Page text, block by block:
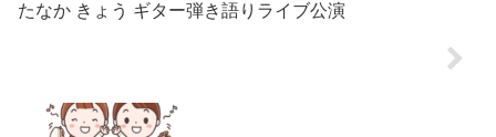
たなか きょう ギター弾き語りライブ公演